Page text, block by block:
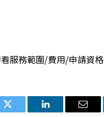
服務範圍/費用/申請資格
Twitter LinkedIn 电